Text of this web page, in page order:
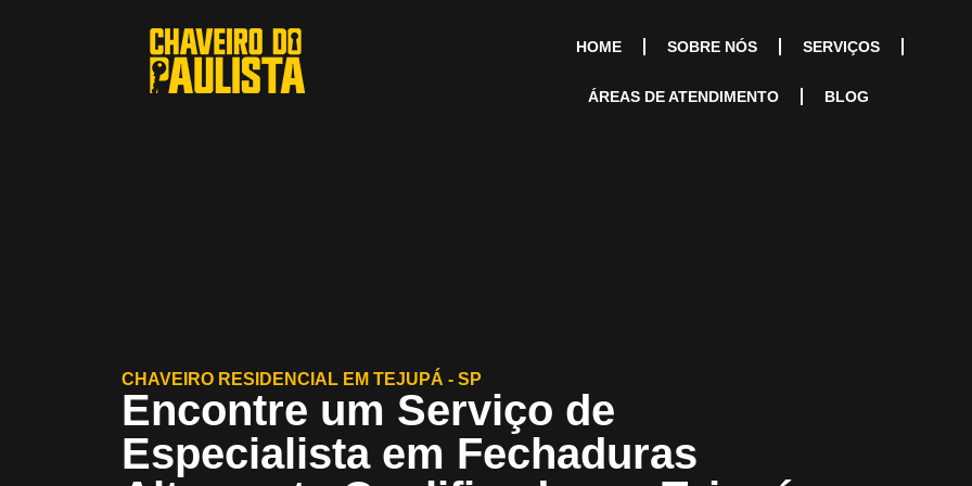
HOME SOBRE NÓS SERVIÇOS
ÁREAS DE ATENDIMENTO BLOG
CHAVEIRO RESIDENCIAL EM TEJUPÁ - SP
Encontre um Serviço de
Especialista em Fechaduras